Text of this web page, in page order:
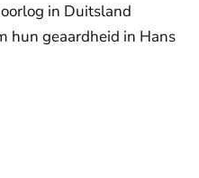
in Duitsland
hun geaardheid in Hans
video vereist jouw